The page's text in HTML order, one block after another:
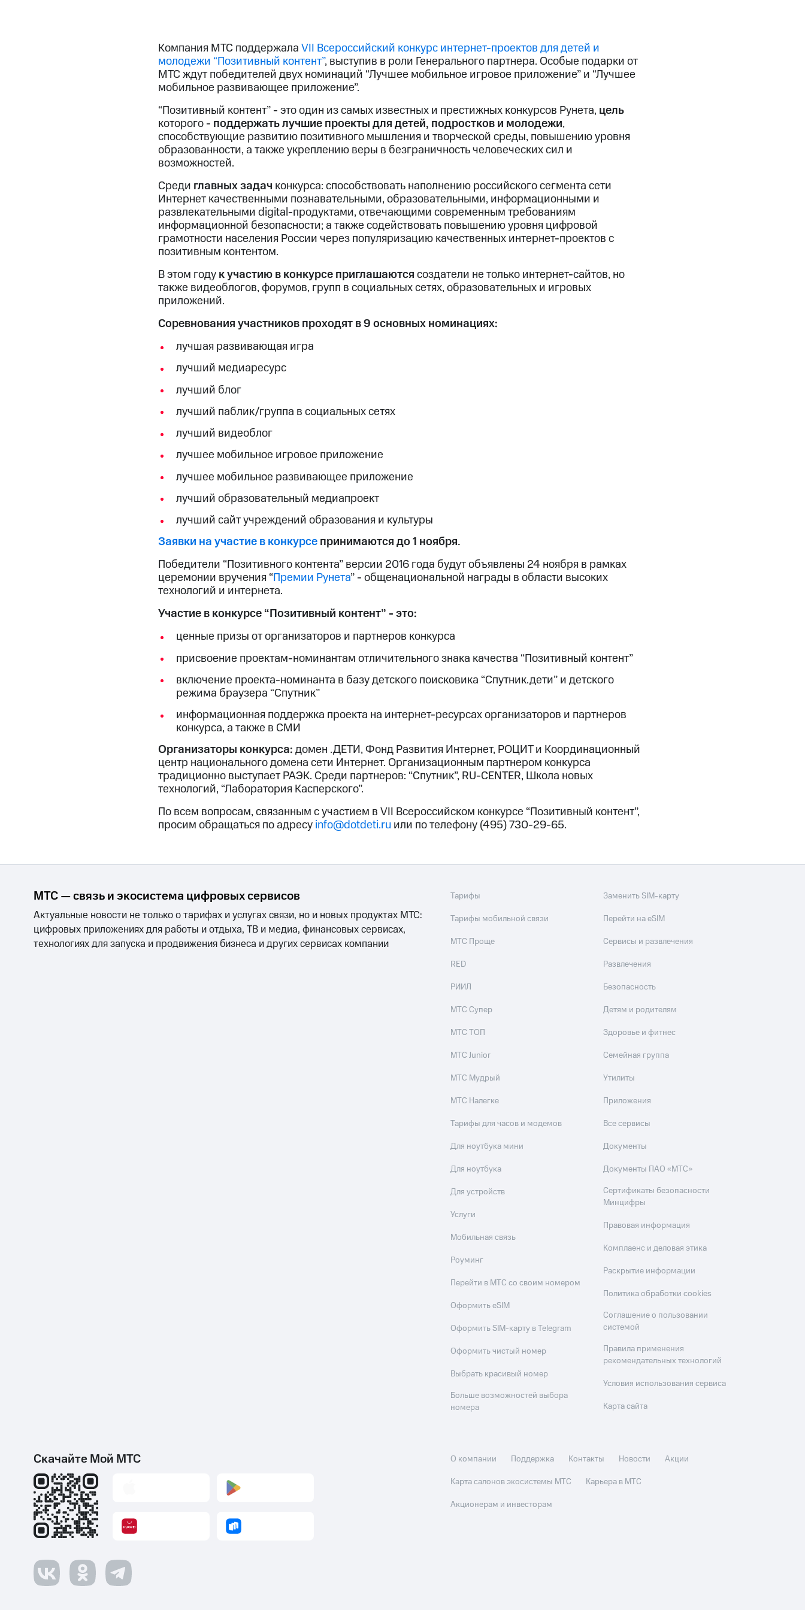
Компания МТС поддержалаVII Всероссийский конкурс интернет-проектов для детей и
молодежи “Позитивный контент”, выступив в роли Генерального партнера. Особые подарки от
МТС ждут победителей двух номинаций “Лучшее мобильное игровое приложение” и “Лучшее
мобильное развивающее приложение”.
“Позитивный контент” - это один из самых известных и престижных конкурсов Рунета, цель
которого - поддержать лучшие проекты для детей, подростков и молодежи,
способствующие развитию позитивного мышления и творческой среды, повышению уровня
образованности, а также укреплению веры в безграничность человеческих сил и
возможностей.
Среди главных задач конкурса: способствовать наполнению российского сегмента сети
Интернет качественными познавательными, образовательными, информационными и
развлекательными digital-продуктами, отвечающими современным требованиям
информационной безопасности; а также содействовать повышению уровня цифровой
грамотности населения России через популяризацию качественных интернет-проектов с
позитивным контентом.
В этом годук участию в конкурсе приглашаютсясоздатели не только интернет-сайтов, но
также видеоблогов, форумов, групп в социальных сетях, образовательных и игровых
приложений.
Соревнования участников проходят в 9 основных номинациях:
лучшая развивающая игра
лучший медиаресурс
лучший блог
лучший паблик/группа в социальных сетях
лучший видеоблог
лучшее мобильное игровое приложение
лучшее мобильное развивающее приложение
лучший образовательный медиапроект
лучший сайт учреждений образования и культуры
Заявки на участие в конкурсепринимаются до 1 ноября.
Победители “Позитивного контента” версии 2016 года будут объявлены 24 ноября в рамках
церемонии вручения “Премии Рунета” - общенациональной награды в области высоких
технологий и интернета.
Участие в конкурсе “Позитивный контент” - это:
ценные призы от организаторов и партнеров конкурса
присвоение проектам-номинантам отличительного знака качества “Позитивный контент”
включение проекта-номинанта в базу детского поисковика “Спутник.дети” и детского
режима браузера “Спутник”
информационная поддержка проекта на интернет-ресурсах организаторов и партнеров
конкурса, а также в СМИ
Организаторы конкурса:домен .ДЕТИ, Фонд Развития Интернет, РОЦИТ и Координационный
центр национального домена сети Интернет. Организационным партнером конкурса
традиционно выступает РАЭК. Среди партнеров: “Спутник”, RU-CENTER, Школа новых
технологий, “Лаборатория Касперского”.
По всем вопросам, связанным с участием в VII Всероссийском конкурсе “Позитивный контент”,
просим обращаться по адресуinfo@dotdeti.ruили по телефону (495) 730-29-65.
МТС — связь и экосистема цифровых сервисов
Актуальные новости не только о тарифах и услугах связи, но и новых продуктах МТС:
цифровых приложениях для работы и отдыха, ТВ и медиа, финансовых сервисах,
технологиях для запуска и продвижения бизнеса и других сервисах компании
Тарифы
Тарифы мобильной связи
МТС Проще
RED
РИИЛ
МТС Супер
МТС ТОП
МТС Junior
МТС Мудрый
МТС Налегке
Тарифы для часов и модемов
Для ноутбука мини
Для ноутбука
Для устройств
Услуги
Мобильная связь
Роуминг
Перейти в МТС со своим номером
Оформить eSIM
Оформить SIM-карту в Telegram
Оформить чистый номер
Выбрать красивый номер
Больше возможностей выбора
номера
Заменить SIM-карту
Перейти на eSIM
Сервисы и развлечения
Развлечения
Безопасность
Детям и родителям
Здоровье и фитнес
Семейная группа
Утилиты
Приложения
Все сервисы
Документы
Документы ПАО «МТС»
Сертификаты безопасности
Минцифры
Правовая информация
Комплаенс и деловая этика
Раскрытие информации
Политика обработки cookies
Соглашение о пользовании
системой
Правила применения
рекомендательных технологий
Условия использования сервиса
Карта сайта
Скачайте Мой МТС О компании Поддержка Контакты Новости
Акции
Карта салонов экосистемы МТС
Карьера в МТС
Акционерам и инвесторам